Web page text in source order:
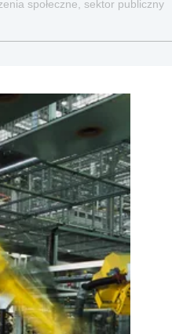
społeczne, sektor publiczny